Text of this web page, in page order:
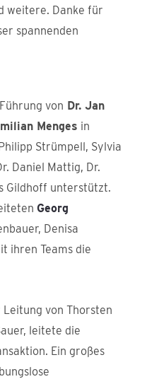
weitere. Danke für
spannenden
von Dr. Jan
Menges in
Strümpell, Sylvia
Daniel Mattig, Dr.
Gildhoff unterstützt.
Georg
Denisa
ihren Teams die
von Thorsten
leitete die
Ein großes